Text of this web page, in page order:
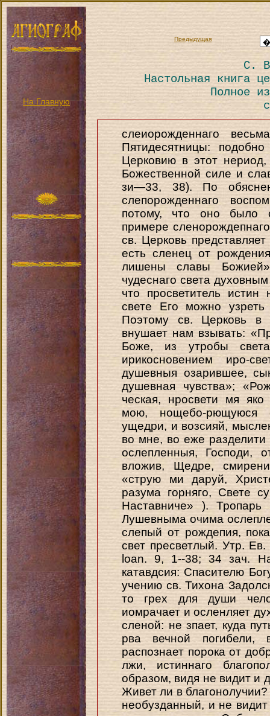
На Главную
Предыдущая
С.
Настольная книга
Полное
слеиорожденнаго
Пятидесятницы:
Церковию в этот
Божественной силе и
зи—33, 38). По
слепорожденнаго
потому, что оно было
примере
св. Церковь
есть сленец от
лишены славы
чудеснаго света
что просветитель
свете Его можно
Поэтому св. Церковь в
внушает нам взывать:
Боже, из утробы
ирикосновением иро-
душевныя озарившее,
душевная чувства»;
ческая, нросвети мя
мою, нощебо-рющуюся
ущедри, и возсияй,
во мне, во еже
ослепленныя, Господи,
вложив, Щедре,
«струю ми даруй,
разума горняго, Свете
Наставниче» ).
Лушевныма очима
слепый от рождепия,
свет пресветлый. Утр.
loan. 9, 1--38; 34 зач.
катавдсия: Спасителю
учению св. Тихона
то грех для души
иомрачает и осленляет
сленой: не зпает, куда
рва вечной
распознает порока от
лжи, истиннаго
образом, видя не видит и
Живет ли в
необузданный, и не видит